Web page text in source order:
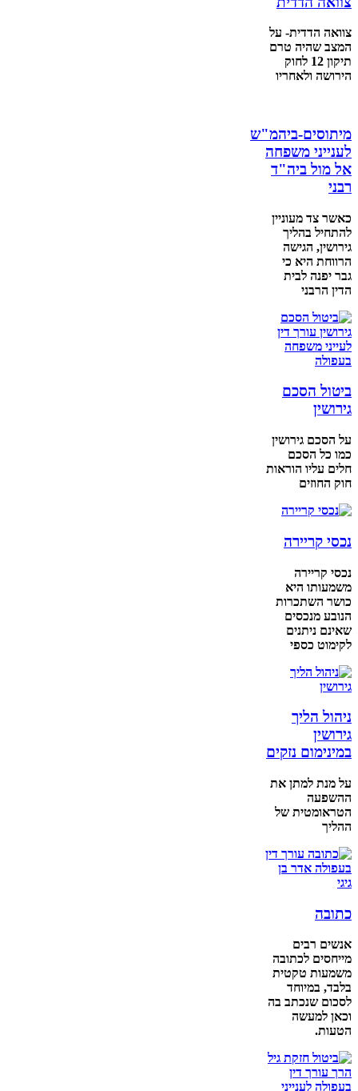
צוואה הדדית- על
המצב שהיה טרם
תיקון 12 לחוק
הירושה ולאחריו
מיתוסים-ביהמ"ש
לענייני משפחה
אל מול ביה"ד
רבני
כאשר צד מעוניין
להתחיל בהליך
גירושין, הגישה
הרווחת היא כי
גבר יפנה לבית
הדין הרבני
ביטול הסכם
גירושין
על הסכם גירושין
כמו כל הסכם
חלים עליו הוראות
חוק החוזים
נכסי קריירה
נכסי קריירה
משמעותו היא
כושר השתכרות
הנובע מנכסים
שאינם ניתנים
לקימוט כספי
ניהול הליך
גירושין
במינימום נזקים
על מנת למתן את
ההשפעה
הטראומטית של
ההליך
כתובה
אנשים רבים
מייחסים לכתובה
משמעות טקטית
בלבד, במיוחד
לסכום שנכתב בה
וכאן למעשה
הטעות.